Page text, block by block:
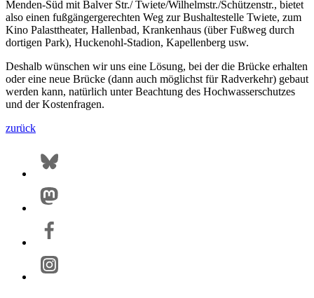
Menden-Süd mit Balver Str./ Twiete/Wilhelmstr./Schützenstr., bietet
also einen fußgängergerechten Weg zur Bushaltestelle Twiete, zum
Kino Palasttheater, Hallenbad, Krankenhaus (über Fußweg durch
dortigen Park), Huckenohl-Stadion, Kapellenberg usw.
Deshalb wünschen wir uns eine Lösung, bei der die Brücke erhalten
oder eine neue Brücke (dann auch möglichst für Radverkehr) gebaut
werden kann, natürlich unter Beachtung des Hochwasserschutzes
und der Kostenfragen.
zurück